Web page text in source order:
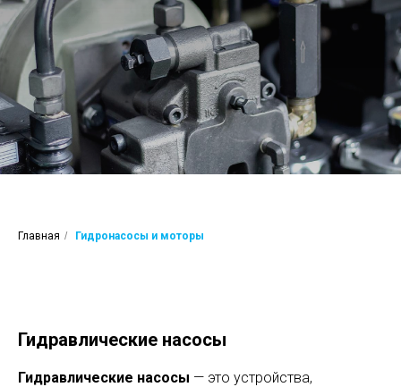
Главная / Гидронасосы и моторы
Гидравлические насосы
Гидравлические насосы — это устройства,